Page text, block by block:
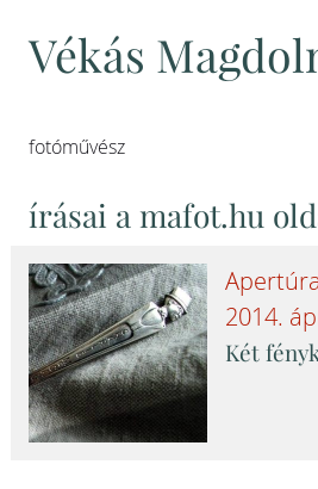
Vékás
fotóművész
írásai a mafot.hu
Apertúra
2014.
Két